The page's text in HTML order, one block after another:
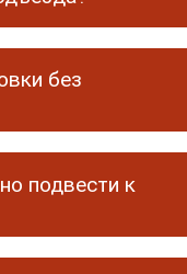
без
подвести к